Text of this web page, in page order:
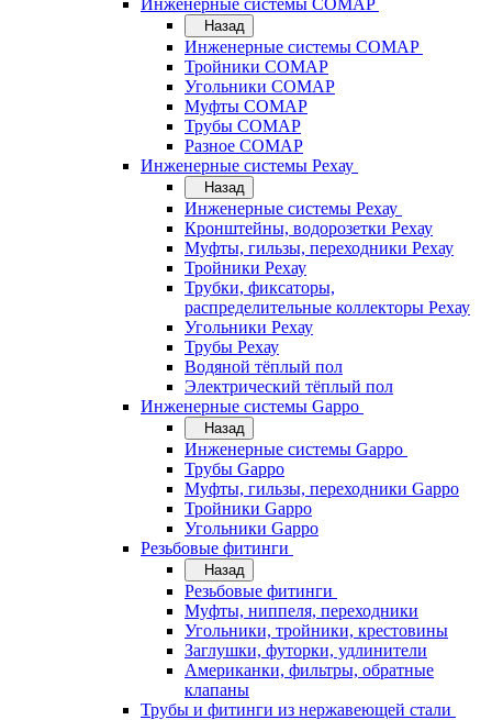
Инженерные системы COMAP
Назад
Инженерные системы COMAP
Тройники COMAP
Угольники COMAP
Муфты COMAP
Трубы COMAP
Разное COMAP
Инженерные системы Рехау
Назад
Инженерные системы Рехау
Кронштейны, водорозетки Рехау
Муфты, гильзы, переходники Рехау
Тройники Рехау
Трубки, фиксаторы,
распределительные коллекторы Рехау
Угольники Рехау
Трубы Рехау
Водяной тёплый пол
Электрический тёплый пол
Инженерные системы Gappo
Назад
Инженерные системы Gappo
Трубы Gappo
Муфты, гильзы, переходники Gappo
Тройники Gappo
Угольники Gappo
Резьбовые фитинги
Назад
Резьбовые фитинги
Муфты, ниппеля, переходники
Угольники, тройники, крестовины
Заглушки, футорки, удлинители
Американки, фильтры, обратные
клапаны
Трубы и фитинги из нержавеющей стали